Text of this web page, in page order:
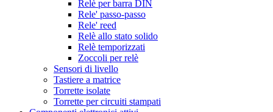
Relè per barra DIN
Rele' passo-passo
Rele' reed
Relè allo stato solido
Relè temporizzati
Zoccoli per relè
Sensori di livello
Tastiere a matrice
Torrette isolate
Torrette per circuiti stampati